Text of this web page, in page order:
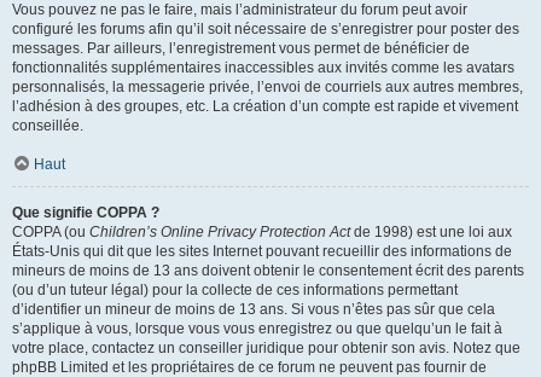
Vous pouvez ne pas le faire, mais l’administrateur du forum peut avoir
configuré les forums afin qu’il soit nécessaire de s’enregistrer pour poster des
messages. Par ailleurs, l’enregistrement vous permet de bénéficier de
fonctionnalités supplémentaires inaccessibles aux invités comme les avatars
personnalisés, la messagerie privée, l’envoi de courriels aux autres membres,
l’adhésion à des groupes, etc. La création d’un compte est rapide et vivement
conseillée.
Haut
Que signifie COPPA ?
COPPA (ou Children’s Online Privacy Protection Actde 1998) est une loi aux
États-Unis qui dit que les sites Internet pouvant recueillir des informations de
mineurs de moins de 13 ans doivent obtenir le consentement écrit des parents
(ou d’un tuteur légal) pour la collecte de ces informations permettant
d’identifier un mineur de moins de 13 ans. Si vous n’êtes pas sûr que cela
s’applique à vous, lorsque vous vous enregistrez ou que quelqu’un le fait à
votre place, contactez un conseiller juridique pour obtenir son avis. Notez que
phpBB Limited et les propriétaires de ce forum ne peuvent pas fournir de